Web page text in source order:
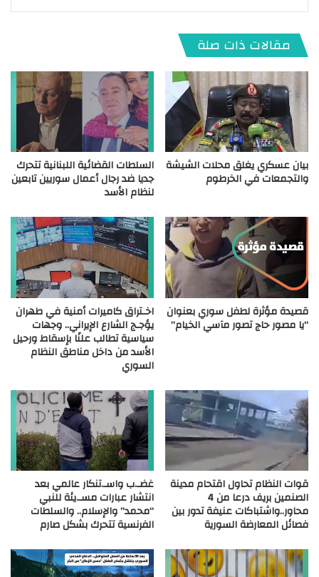
مقالات ذات صلة
بيان عسكري يغلق محلات الشيشة
والتجمعات في الخرطوم
السلطات القضائية اللبنانية تتحرك
جديا ضد رجال أعمال سوريين تابعين
لنظام الأسد
قصيدة مؤثرة لطفل سوري بعنوان
“يا مصور حاج تصور مآسي الخيام”
اخـتراق كاميرات أمنية في طهران
يؤجـج الشارع الإيراني.. وجهات
سياسية تطالب علنًا بإسقاط ورحيل
الأسد من داخل مناطق النظام
السوري
قوات النظام تحاول اقتحام مدينة
الصنمين بريف درعا من 4
محاور..واشتباكات عنيفة تدور بين
فصائل المعارضة السورية
غضـ.ب واسـ.تنكار عالمي بعد
انتشار عبارات مسـ.يئة للنبي
“محمد” والإسلام.. والسلطات
الفرنسية تتحرك بشكل صارم